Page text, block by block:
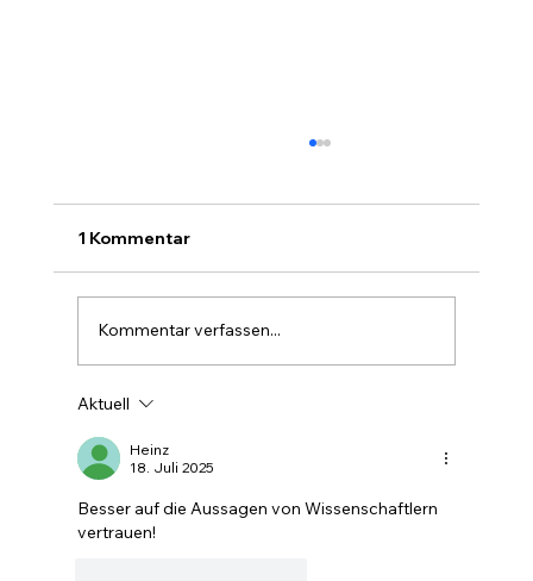
Sprache
1 Kommentar
Kommentar verfassen...
Aktuell
Heinz
18. Juli 2025
Besser auf die Aussagen von Wissenschaftlern
vertrauen!